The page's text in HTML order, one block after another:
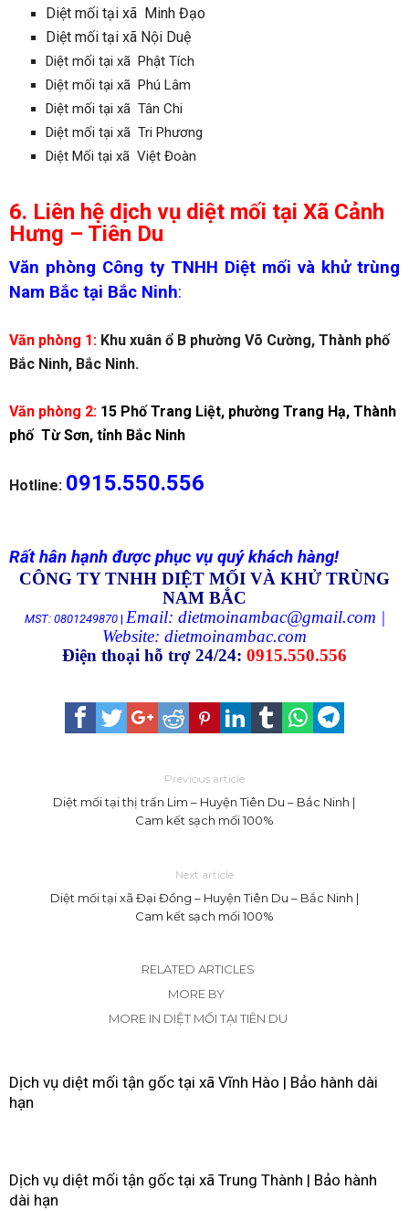
Diệt mối tại xã Minh Đạo
Diệt mối tại xã Nội Duệ
Diệt mối tại xã Phật Tích
Diệt mối tại xã Phú Lâm
Diệt mối tại xã Tân Chi
Diệt mối tại xã Tri Phương
Diệt Mối tại xã Việt Đoàn
6. Liên hệ dịch vụ diệt mối tại Xã Cảnh
Hưng – Tiên Du
Văn phòng Công ty TNHH Diệt mối và khử trùng
Nam Bắc tại Bắc Ninh:
Văn phòng 1: Khu xuân ổ B phường Võ Cường, Thành phố
Bắc Ninh, Bắc Ninh.
Văn phòng 2: 15 Phố Trang Liệt, phường Trang Hạ, Thành
phố Từ Sơn, tỉnh Bắc Ninh
Hotline: 0915.550.556
Rất hân hạnh được phục vụ quý khách hàng!
CÔNG TY TNHH DIỆT MỐI VÀ KHỬ TRÙNG
NAM BẮC
MST: 0801249870| Email: dietmoinambac@gmail.com |
Website: dietmoinambac.com
Điện thoại hỗ trợ 24/24: 0915.550.556
Previous article
Diệt mối tại thị trấn Lim – Huyện Tiên Du – Bắc Ninh |
Cam kết sạch mối 100%
Next article
Diệt mối tại xã Đại Đồng – Huyện Tiên Du – Bắc Ninh |
Cam kết sạch mối 100%
RELATED ARTICLES
MORE BY
MORE IN DIỆT MỐI TẠI TIÊN DU
Dịch vụ diệt mối tận gốc tại xã Vĩnh Hào | Bảo hành dài
hạn
Dịch vụ diệt mối tận gốc tại xã Trung Thành | Bảo hành
dài hạn